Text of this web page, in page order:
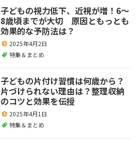
子どもの視力低下、近視が増！6～
8歳頃までが大切 原因ともっとも
効果的な予防法は？
2025年4月2日
特集＆まとめ
子どもの片付け習慣は何歳から？
片づけられない理由は？整理収納
のコツと効果を伝授
2025年4月1日
特集＆まとめ